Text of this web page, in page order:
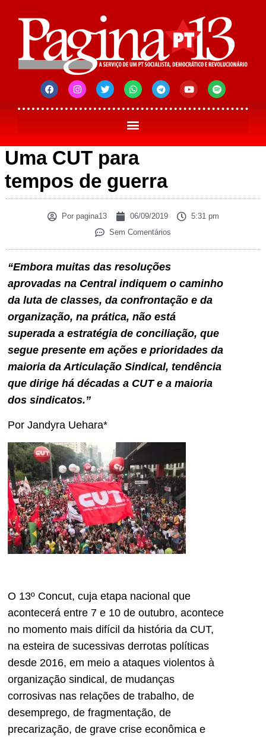
Uma CUT para
tempos de guerra
Porpagina13 06/09/2019
5:31 pm
Sem Comentários
“Embora muitas das resoluções
aprovadas na Central indiquem o caminho
da luta de classes, da confrontação e da
organização, na prática, não está
superada a estratégia de conciliação, que
segue presente em ações e prioridades da
maioria da Articulação Sindical, tendência
que dirige há décadas a CUT e a maioria
dos sindicatos.”
Por Jandyra Uehara*
O 13º Concut, cuja etapa nacional que
acontecerá entre 7 e 10 de outubro, acontece
no momento mais difícil da história da CUT,
na esteira de sucessivas derrotas políticas
desde 2016, em meio a ataques violentos à
organização sindical, de mudanças
corrosivas nas relações de trabalho, de
desemprego, de fragmentação, de
precarização, de grave crise econômica e